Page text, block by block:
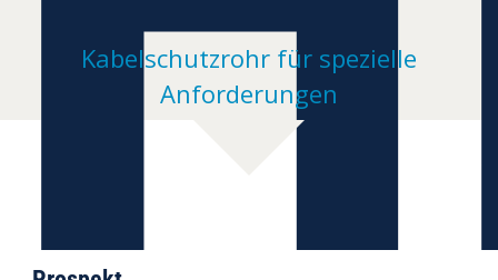
Kabelschutzrohr für spezielle
Anforderungen